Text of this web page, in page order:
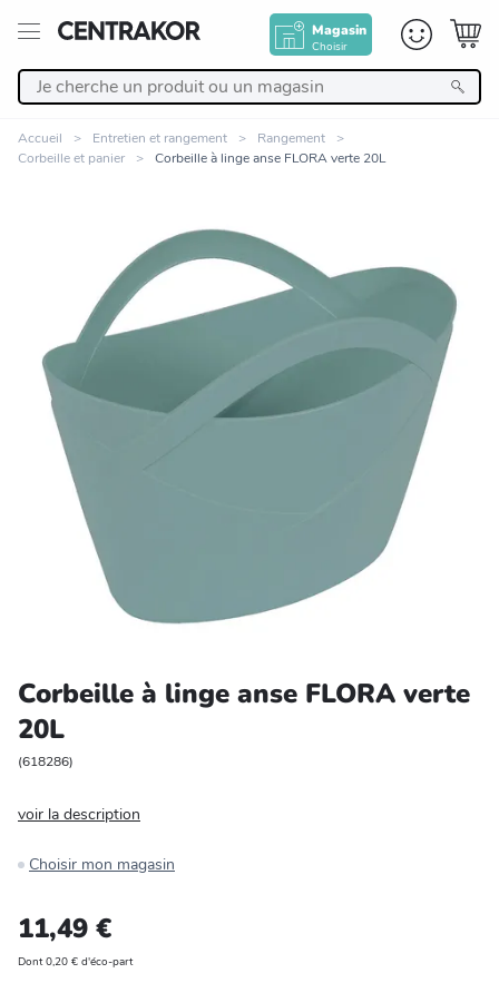
Magasin
Choisir
Décoration
Linge de maison
Meuble
Cuisine et art de la table
Salle de bain et beauté
Entretien et rangement
Loisirs
Bricolage et auto
Jardin et plein air
Accueil Entretien et rangement
Rangement
Corbeille et panier
Corbeille à linge anse FLORA verte 20L
Zoomer sur l'image
Corbeille à linge anse FLORA verte
20L
(618286)
voir la description
Choisir mon magasin
11,49 €
Dont 0,20 € d'éco-part